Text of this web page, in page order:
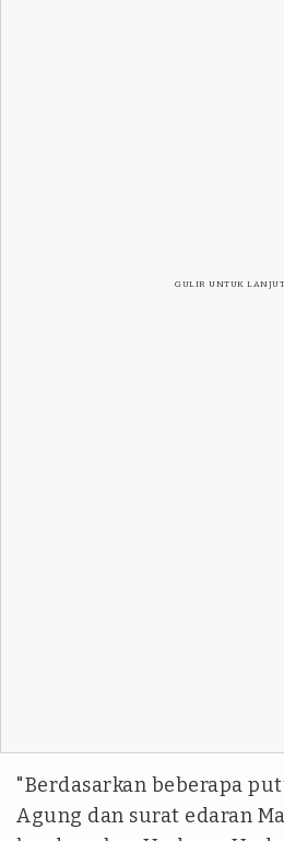
GULIR UNTUK
"Berdasarkan beberapa
Agung dan surat edaran